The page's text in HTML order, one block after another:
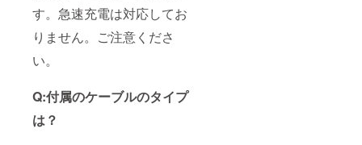
す。急速充電は対応してお
りません。ご注意くださ
い。
Q:付属のケーブルのタイプ
は？